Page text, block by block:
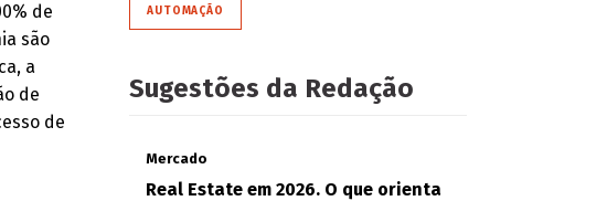
de
são
a
de
de
AUTOMAÇÃO
Sugestões da Redação
Mercado
Real Estate em 2026. O que orienta